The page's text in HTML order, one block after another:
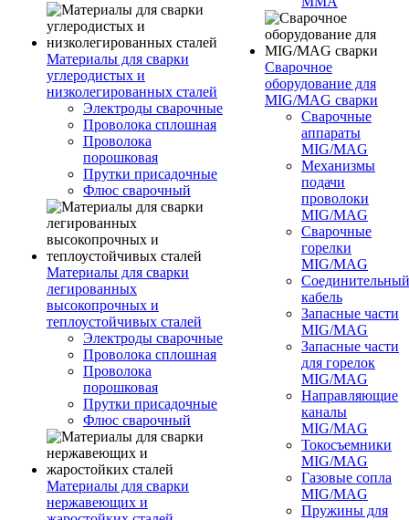
Материалы для сварки
углеродистых и
низколегированных сталей
Электроды сварочные
Проволока сплошная
Проволока
порошковая
Прутки присадочные
Флюс сварочный
Материалы для сварки
легированных
высокопрочных и
теплоустойчивых сталей
Электроды сварочные
Проволока сплошная
Проволока
порошковая
Прутки присадочные
Флюс сварочный
Материалы для сварки
нержавеющих и
Сварочное
оборудование для
MIG/MAG сварки
Сварочные
аппараты
MIG/MAG
Механизмы
подачи
проволоки
MIG/MAG
Сварочные
горелки
MIG/MAG
Соединительный
кабель
Запасные части
MIG/MAG
Запасные части
для горелок
MIG/MAG
Направляющие
каналы
MIG/MAG
Токосъемники
MIG/MAG
Газовые сопла
MIG/MAG
Пружины для